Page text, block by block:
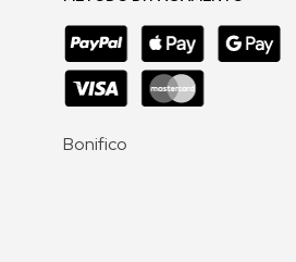
Bonifico